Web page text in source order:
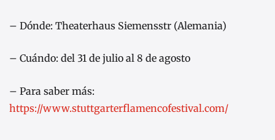
– Dónde: Theaterhaus Siemensstr (Alemania)
– Cuándo: del 31 de julio al 8 de agosto
– Para saber más:
https://www.stuttgarterflamencofestival.com/